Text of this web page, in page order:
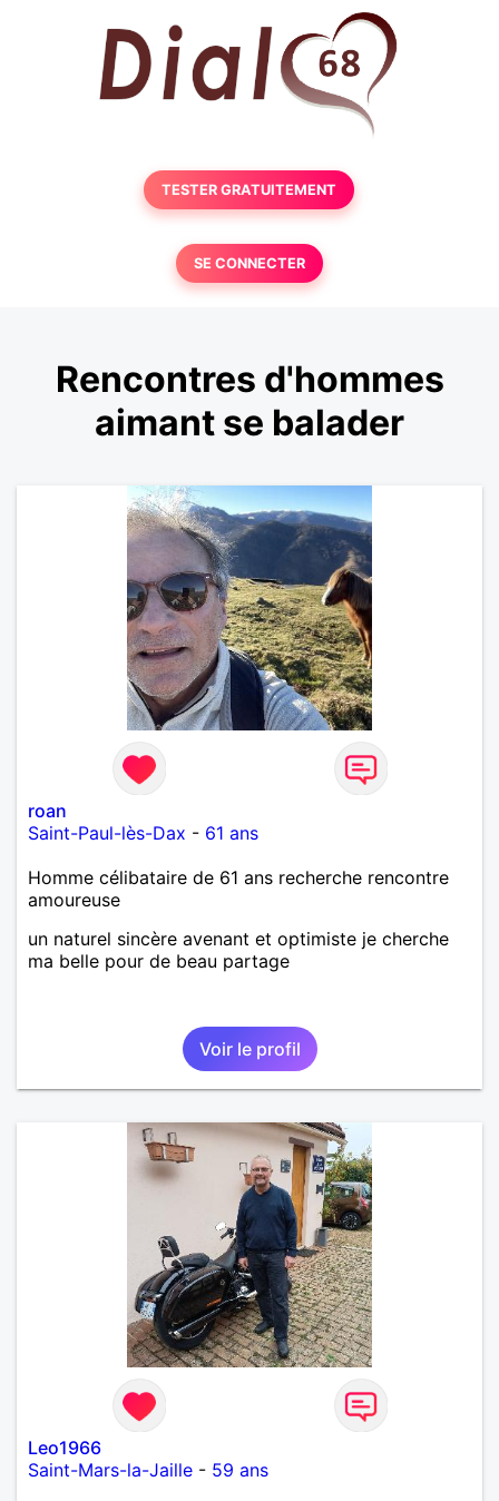
TESTER GRATUITEMENT
SE CONNECTER
Rencontres d'hommes
aimant se balader
roan
Saint-Paul-lès-Dax - 61 ans
Homme célibataire de 61 ans recherche rencontre
amoureuse
un naturel sincère avenant et optimiste je cherche
ma belle pour de beau partage
Voir le profil
Leo1966
Saint-Mars-la-Jaille - 59 ans